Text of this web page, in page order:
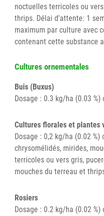
noctuelles terricoles ou
thrips. Délai d'attente: 1
maximum par culture avec
contenant cette substance
Cultures ornementales
Buis (Buxus)
Dosage : 0.3 kg/ha (0.03
Cultures florales et plantes
Dosage : 0,2 kg/ha (0.02
chrysomélidés, mirides,
terricoles ou vers gris,
mouches du terreau et
Rosiers
Dosage : 0.2 kg/ha (0.02